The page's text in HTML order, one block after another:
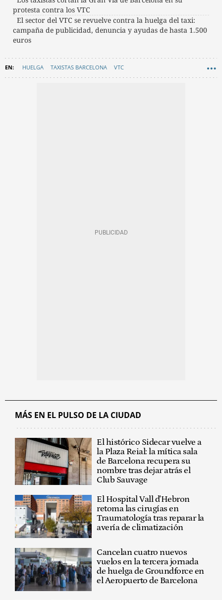
protesta contra los VTC
El sector del VTC se revuelve contra la huelga del taxi:
campaña de publicidad, denuncia y ayudas de hasta 1.500
euros
HUELGA TAXISTAS BARCELONA VTC
MÁS EN EL PULSO DE LA CIUDAD
El histórico Sidecar vuelve a
la Plaza Reial: la mítica sala
de Barcelona recupera su
nombre tras dejar atrás el
Club Sauvage
El Hospital Vall d'Hebron
retoma las cirugías en
Traumatología tras reparar la
avería de climatización
Cancelan cuatro nuevos
vuelos en la tercera jornada
de huelga de Groundforce en
el Aeropuerto de Barcelona